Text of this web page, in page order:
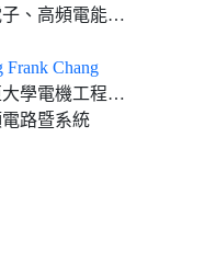
轉換和系統集成技術
Chang
系講座教授及特聘教授
路暨系統